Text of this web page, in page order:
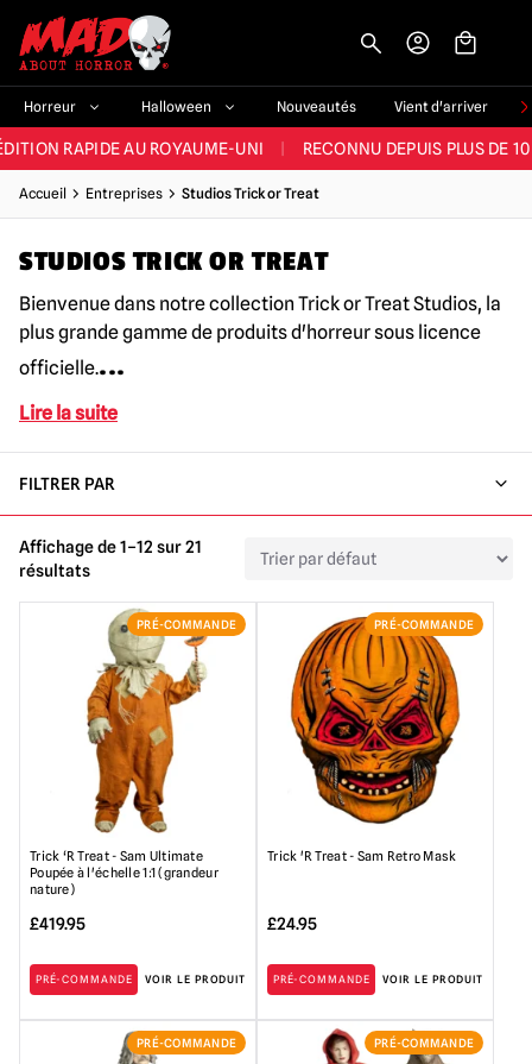
Horreur Halloween Nouveautés Vient d'arriver
ET LA MEILLEURE GAMME DU ROYAUME-UNI PLUS DE 60 000
RAPIDE AU ROYAUME-UNI RECONNU DEPUIS PLUS DE
NOUVEAUX PRODUITS DÉRIVÉS D'HORREUR CHAQUE SEMAINE
ET LA MEILLEURE GAMME DU ROYAUME-UNI
Accueil Entreprises Studios Trick or Treat
STUDIOS TRICK OR TREAT
Bienvenue dans notre collection Trick or Treat Studios, la
plus grande gamme de produits d'horreur sous licence
officielle....
Lire la suite
FILTRER PAR
Affichage de 1–12 sur 21
résultats
PRÉ-COMMANDE
Trick ‘R Treat - Sam Ultimate
Poupée à l'échelle 1:1 (grandeur
nature)
£419.95
PRÉ-COMMANDE VOIR LE PRODUIT
PRÉ-COMMANDE
Trick 'R Treat - Sam Retro Mask
£24.95
PRÉ-COMMANDE VOIR LE PRODUIT
PRÉ-COMMANDE PRÉ-COMMANDE